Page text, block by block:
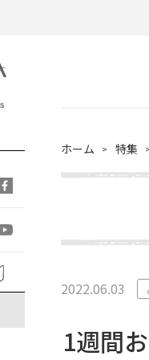
ホーム 特集
2022.06.03
1週間